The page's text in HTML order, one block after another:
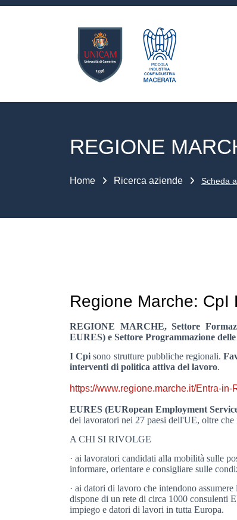
REGIONE
Home Ricerca aziende Scheda
Regione Marche: CpI
REGIONE MARCHE, Settore
EURES) e Settore Programmazione
I Cpi sono strutture pubbliche regionali.
interventi di politica attiva del lavoro.
https://www.regione.marche.it/Entra-
EURES (EURopean Employment
dei lavoratori nei 27 paesi dell'UE, oltre
A CHI SI RIVOLGE
· ai lavoratori candidati alla mobilità sulle
informare, orientare e consigliare sulle
· ai datori di lavoro che intendono
dispone di un rete di circa 1000 consulenti
impiego e datori di lavori in tutta Europa.